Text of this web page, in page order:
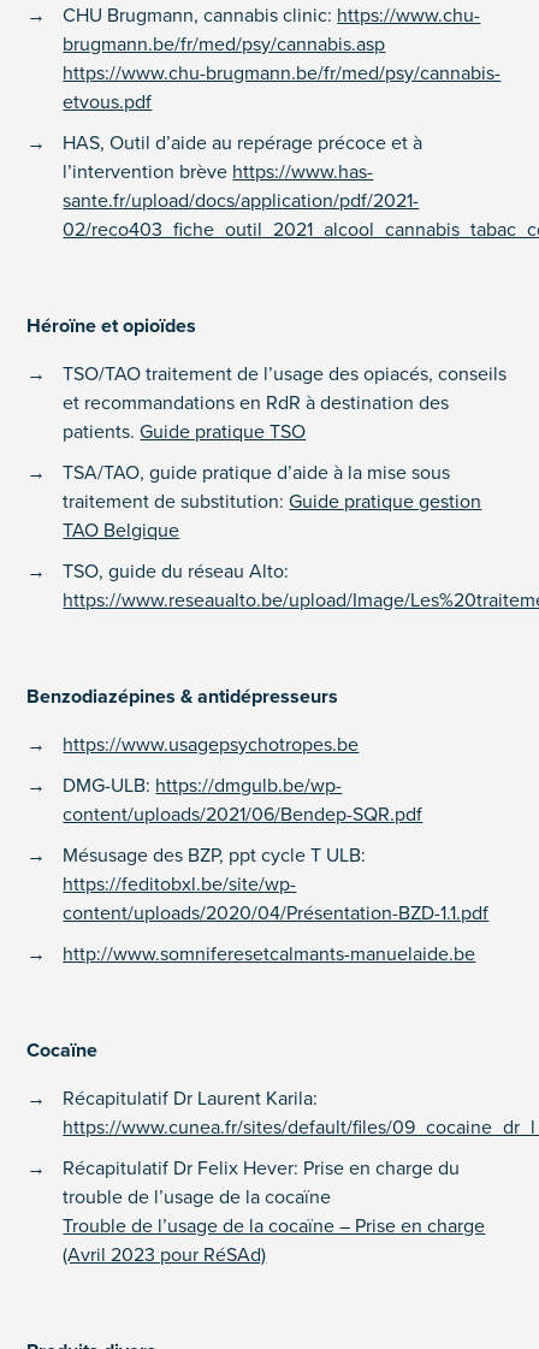
CHU Brugmann, cannabis clinic: https://www.chu-
brugmann.be/fr/med/psy/cannabis.asp
https://www.chu-brugmann.be/fr/med/psy/cannabis-
etvous.pdf
HAS, Outil d’aide au repérage précoce et à
l’intervention brève https://www.has-
sante.fr/upload/docs/application/pdf/2021-
02/
Héroïne et opioïdes
TSO/TAO traitement de l’usage des opiacés, conseils
et recommandations en RdR à destination des
patients.Guide pratique TSO
TSA/TAO, guide pratique d’aide à la mise sous
traitement de substitution:Guide pratique gestion
TAO Belgique
TSO, guide du réseau Alto:
https://www.reseaualto.be/upload/Image/
Benzodiazépines & antidépresseurs
https://www.usagepsychotropes.be
DMG-ULB: https://dmgulb.be/wp-
content/uploads/2021/06/Bendep-SQR.pdf
Mésusage des BZP, ppt cycle T ULB:
https://feditobxl.be/site/wp-
content/uploads/2020/04/Présentation-BZD-1.1.pdf
http://www.somniferesetcalmants-manuelaide.be
Cocaïne
Récapitulatif Dr Laurent Karila:
https://www.cunea.fr/sites/default/files/
Récapitulatif Dr Felix Hever: Prise en charge du
trouble de l’usage de la cocaïne
Trouble de l’usage de la cocaïne – Prise en charge
(Avril 2023 pour RéSAd)